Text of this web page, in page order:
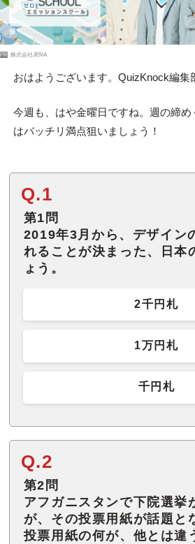
PR 株式会社JERA
おはようございます。QuizKnock編集
今週も、はや金曜日ですね。週の締
はバッチリ満点狙いましょう！
Q.1
第1問
2019年3月から、デザイン
れることが決まった、日本
ょう。
2千円札
1万円札
千円札
Q.2
第2問
アフガニスタンで下院選挙
が、その投票用紙が話題と
投票用紙の何が、他とは違